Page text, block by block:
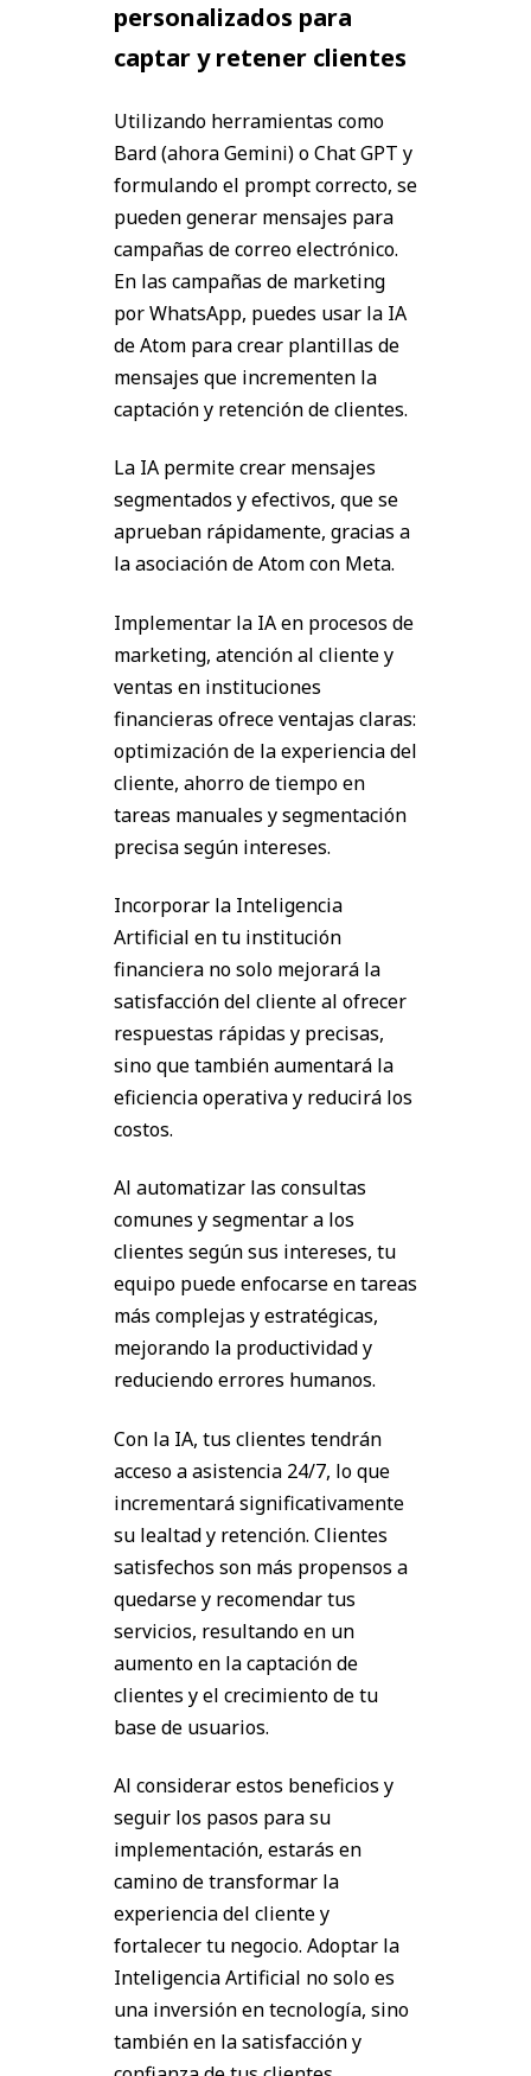
personalizados para
captar y retener clientes
Utilizando herramientas como
Bard (ahora Gemini) o Chat GPT y
formulando el prompt correcto, se
pueden generar mensajes para
campañas de correo electrónico.
En las campañas de marketing
por WhatsApp, puedes usar la IA
de Atom para crear plantillas de
mensajes que incrementen la
captación y retención de clientes.
La IA permite crear mensajes
segmentados y efectivos, que se
aprueban rápidamente, gracias a
la asociación de Atom con Meta.
Implementar la IA en procesos de
marketing, atención al cliente y
ventas en instituciones
financieras ofrece ventajas claras:
optimización de la experiencia del
cliente, ahorro de tiempo en
tareas manuales y segmentación
precisa según intereses.
Incorporar la Inteligencia
Artificial en tu institución
financiera no solo mejorará la
satisfacción del cliente al ofrecer
respuestas rápidas y precisas,
sino que también aumentará la
eficiencia operativa y reducirá los
costos.
Al automatizar las consultas
comunes y segmentar a los
clientes según sus intereses, tu
equipo puede enfocarse en tareas
más complejas y estratégicas,
mejorando la productividad y
reduciendo errores humanos.
Con la IA, tus clientes tendrán
acceso a asistencia 24/7, lo que
incrementará significativamente
su lealtad y retención. Clientes
satisfechos son más propensos a
quedarse y recomendar tus
servicios, resultando en un
aumento en la captación de
clientes y el crecimiento de tu
base de usuarios.
Al considerar estos beneficios y
seguir los pasos para su
implementación, estarás en
camino de transformar la
experiencia del cliente y
fortalecer tu negocio. Adoptar la
Inteligencia Artificial no solo es
una inversión en tecnología, sino
también en la satisfacción y